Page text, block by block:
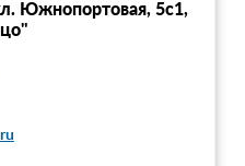
Южнопортовая, 5с1,